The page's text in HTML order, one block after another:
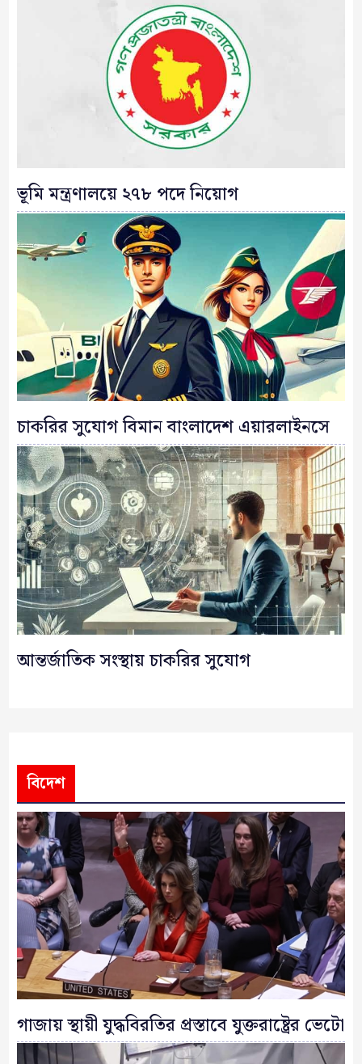
ভূমি মন্ত্রণালয়ে ২৭৮ পদে নিয়োগ
চাকরির সুযোগ বিমান বাংলাদেশ এয়ারলাইনসে
আন্তর্জাতিক সংস্থায় চাকরির সুযোগ
বিদেশ
গাজায় স্থায়ী যুদ্ধবিরতির প্রস্তাবে যুক্তরাষ্ট্রের ভেটো